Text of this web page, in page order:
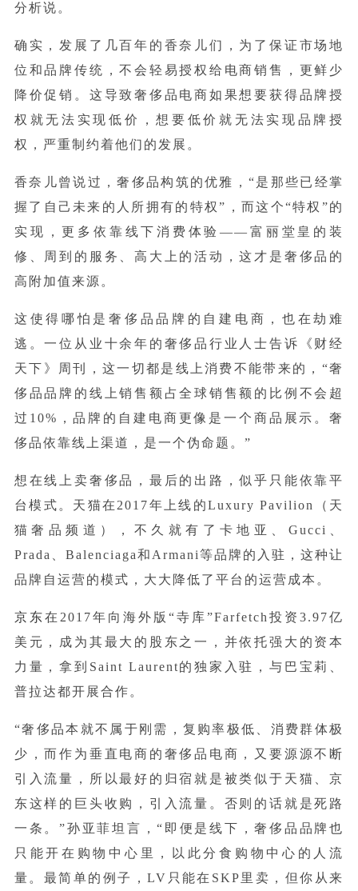
分析说。
确实，发展了几百年的香奈儿们，为了保证市场地
位和品牌传统，不会轻易授权给电商销售，更鲜少
降价促销。这导致奢侈品电商如果想要获得品牌授
权就无法实现低价，想要低价就无法实现品牌授
权，严重制约着他们的发展。
香奈儿曾说过，奢侈品构筑的优雅，“是那些已经掌
握了自己未来的人所拥有的特权”，而这个“特权”的
实现，更多依靠线下消费体验——富丽堂皇的装
修、周到的服务、高大上的活动，这才是奢侈品的
高附加值来源。
这使得哪怕是奢侈品品牌的自建电商，也在劫难
逃。一位从业十余年的奢侈品行业人士告诉《财经
天下》周刊，这一切都是线上消费不能带来的，“奢
侈品品牌的线上销售额占全球销售额的比例不会超
过10%，品牌的自建电商更像是一个商品展示。奢
侈品依靠线上渠道，是一个伪命题。”
想在线上卖奢侈品，最后的出路，似乎只能依靠平
台模式。天猫在2017年上线的Luxury Pavilion（天
猫奢品频道），不久就有了卡地亚、Gucci、
Prada、Balenciaga和Armani等品牌的入驻，这种让
品牌自运营的模式，大大降低了平台的运营成本。
京东在2017年向海外版“寺库”Farfetch投资3.97亿
美元，成为其最大的股东之一，并依托强大的资本
力量，拿到Saint Laurent的独家入驻，与巴宝莉、
普拉达都开展合作。
“奢侈品本就不属于刚需，复购率极低、消费群体极
少，而作为垂直电商的奢侈品电商，又要源源不断
引入流量，所以最好的归宿就是被类似于天猫、京
东这样的巨头收购，引入流量。否则的话就是死路
一条。”孙亚菲坦言，“即便是线下，奢侈品品牌也
只能开在购物中心里，以此分食购物中心的人流
量。最简单的例子，LV只能在SKP里卖，但你从来